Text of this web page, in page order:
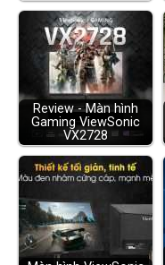
Review - Màn hình
Gaming ViewSonic
VX2728